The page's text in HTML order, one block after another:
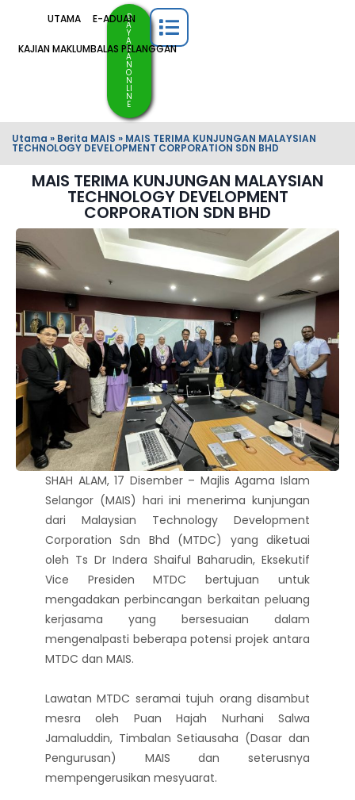
UTAMA E-ADUAN
KAJIAN MAKLUMBALAS PELANGGAN
B
A
Y
A
R
A
N
O
N
LI
N
E
Utama » Berita MAIS » MAIS TERIMA KUNJUNGAN MALAYSIAN
TECHNOLOGY DEVELOPMENT CORPORATION SDN BHD
MAIS TERIMA KUNJUNGAN MALAYSIAN
TECHNOLOGY DEVELOPMENT
CORPORATION SDN BHD
SHAH ALAM, 17 Disember – Majlis Agama Islam
Selangor (MAIS) hari ini menerima kunjungan
dari Malaysian Technology Development
Corporation Sdn Bhd (MTDC) yang diketuai
oleh Ts Dr Indera Shaiful Baharudin, Eksekutif
Vice Presiden MTDC bertujuan untuk
mengadakan perbincangan berkaitan peluang
kerjasama yang bersesuaian dalam
mengenalpasti beberapa potensi projek antara
MTDC dan MAIS.
Lawatan MTDC seramai tujuh orang disambut
mesra oleh Puan Hajah Nurhani Salwa
Jamaluddin, Timbalan Setiausaha (Dasar dan
Pengurusan) MAIS dan seterusnya
mempengerusikan mesyuarat.